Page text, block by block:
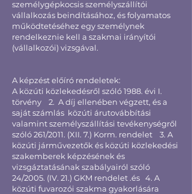
rendelkezésre állási időkereten belül.
időtartama a tanuló igényei szerint
rugalmasan alakítható a 90 nap / 60 óra
rendelkezésre állási időkereten belül.
személygépkocsis személyszállítói
vállalkozás beindításához, és folyamatos
működtetéséhez egy személynek
rendelkeznie kell a szakmai irányítói
(vállalkozói) vizsgával.
A képzést előíró rendeletek:
A közúti közlekedésről szóló 1988. évi I.
törvény 2. A díj ellenében végzett, és a
saját számlás közúti árutovábbítási
valamint személyszállítási tevékenységről
szóló 261/2011. (XII. 7.) Korm. rendelet 3. A
közúti járművezetők és közúti közlekedési
szakemberek képzésének és
vizsgáztatásának szabályairól szóló
24/2005. (IV. 21.) GKM rendelet .és 4. A
közúti fuvarozói szakma gyakorlására